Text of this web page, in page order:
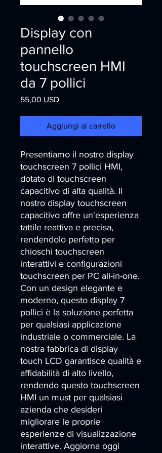
Display con
pannello
touchscreen HMI
da 7 pollici
55,00 USDPrezzo
Aggiungi al carrello
Presentiamo il nostro display
touchscreen 7 pollici HMI,
dotato di touchscreen
capacitivo di alta qualità. Il
nostro display touchscreen
capacitivo offre un'esperienza
tattile reattiva e precisa,
rendendolo perfetto per
chioschi touchscreen
interattivi e configurazioni
touchscreen per PC all-in-one.
Con un design elegante e
moderno, questo display 7
pollici è la soluzione perfetta
per qualsiasi applicazione
industriale o commerciale. La
nostra fabbrica di display
touch LCD garantisce qualità e
affidabilità di alto livello,
rendendo questo touchscreen
HMI un must per qualsiasi
azienda che desideri
migliorare le proprie
esperienze di visualizzazione
interattive. Aggiorna oggi